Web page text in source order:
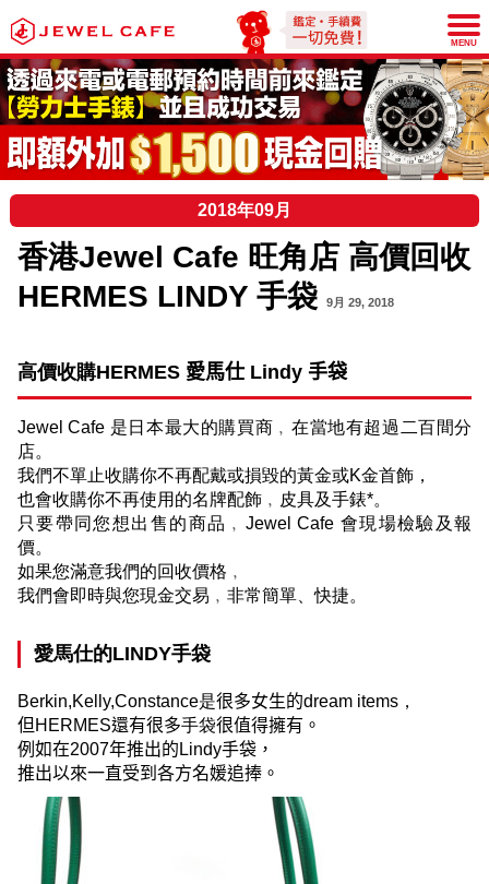
JEWEL CAFE
MENU
2018年09月
香港Jewel Cafe 旺角店 高價回收
HERMES LINDY 手袋
9月 29, 2018
高價收購HERMES 愛馬仕 Lindy 手袋
Jewel Cafe 是日本最大的購買商﹐在當地有超過二百間分
店。
我們不單止收購你不再配戴或損毀的黃金或K金首飾，
也會收購你不再使用的名牌配飾﹐皮具及手錶*。
只要帶同您想出售的商品﹐ Jewel Cafe 會現場檢驗及報
價。
如果您滿意我們的回收價格﹐
我們會即時與您現金交易﹐非常簡單、快捷。
愛馬仕的LINDY手袋
Berkin,Kelly,Constance是很多女生的dream items，
但HERMES還有很多手袋很值得擁有。
例如在2007年推出的 Lindy手袋，
推出以來一直受到各方名媛追捧。